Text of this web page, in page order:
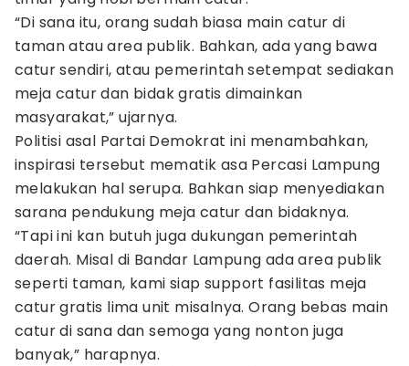
“Di sana itu, orang sudah biasa main catur di
taman atau area publik. Bahkan, ada yang bawa
catur sendiri, atau pemerintah setempat sediakan
meja catur dan bidak gratis dimainkan
masyarakat,” ujarnya.
Politisi asal Partai Demokrat ini menambahkan,
inspirasi tersebut mematik asa Percasi Lampung
melakukan hal serupa. Bahkan siap menyediakan
sarana pendukung meja catur dan bidaknya.
“Tapi ini kan butuh juga dukungan pemerintah
daerah. Misal di Bandar Lampung ada area publik
seperti taman, kami siap support fasilitas meja
catur gratis lima unit misalnya. Orang bebas main
catur di sana dan semoga yang nonton juga
banyak,” harapnya.